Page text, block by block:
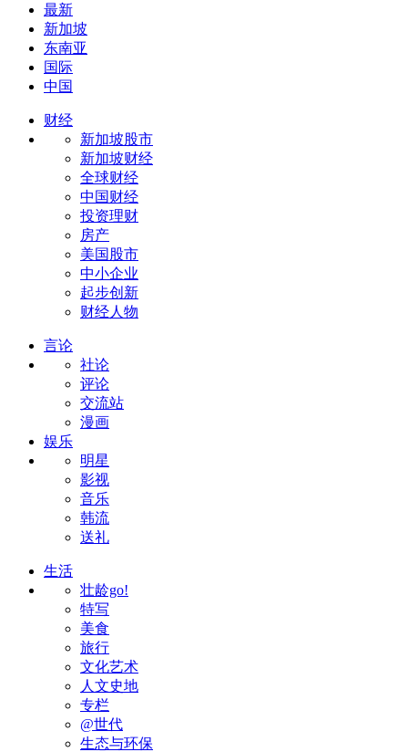
最新
新加坡
东南亚
国际
中国
财经
新加坡股市
新加坡财经
全球财经
中国财经
投资理财
房产
美国股市
中小企业
起步创新
财经人物
言论
社论
评论
交流站
漫画
娱乐
明星
影视
音乐
韩流
送礼
生活
壮龄go!
特写
美食
旅行
文化艺术
人文史地
专栏
@世代
生态与环保